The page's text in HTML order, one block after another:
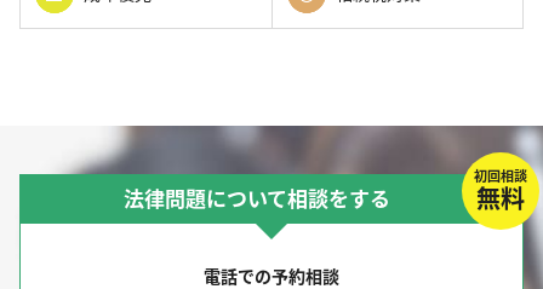
初回相談
無料
法律問題について相談をする
電話での予約相談